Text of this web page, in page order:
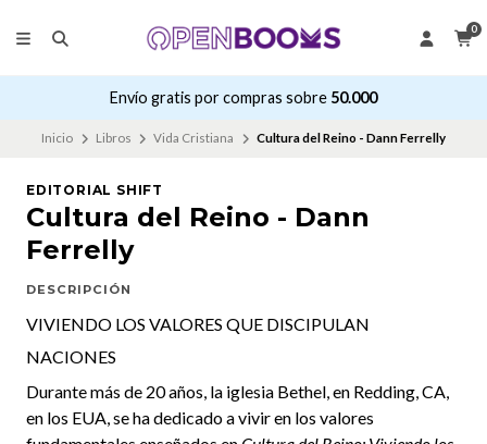
0
Envío gratis por compras sobre 50.000
Inicio Libros Vida Cristiana Cultura del Reino - Dann Ferrelly
EDITORIAL SHIFT
Cultura del Reino - Dann
Ferrelly
DESCRIPCIÓN
VIVIENDO LOS VALORES QUE DISCIPULAN
NACIONES
Durante más de 20 años, la iglesia Bethel, en Redding, CA,
en los EUA, se ha dedicado a vivir en los valores